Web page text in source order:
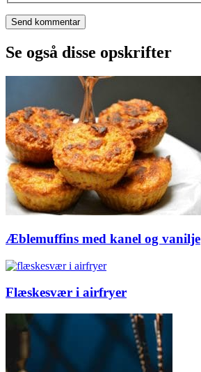
Se også disse opskrifter
Æblemuffins med kanel og vanilje
Flæskesvær i airfryer